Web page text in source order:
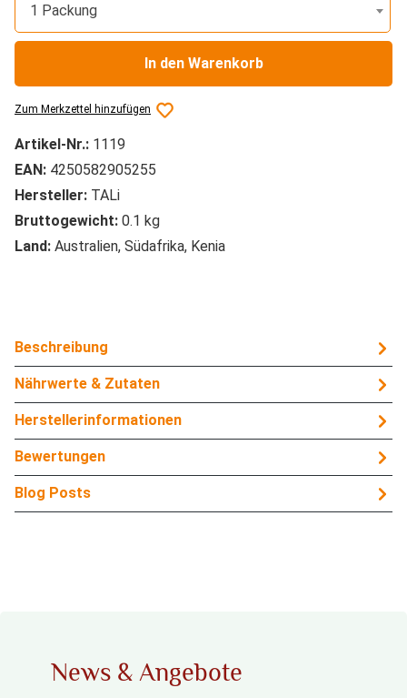
1 Packung
In den Warenkorb
Zum Merkzettel hinzufügen
Artikel-Nr.: 1119
EAN: 4250582905255
Hersteller: TALi
Bruttogewicht: 0.1 kg
Land: Australien, Südafrika, Kenia
Beschreibung
Nährwerte & Zutaten
Herstellerinformationen
Bewertungen
Blog Posts
News & Angebote